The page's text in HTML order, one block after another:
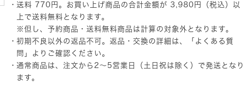
ジ
オ
ホ
ワ
イ
ト
送料 770円。お買い上げ商品の合計金額が 3,980円（税込）以
上で送料無料となります。
※但し、予約商品・送料無料商品は計算の対象外となります。
初期不良以外の返品不可。返品・交換の詳細は、
「よくある質
問」
よりご確認ください。
通常商品は、注文から2～5営業日（土日祝は除く）で発送となり
ます。